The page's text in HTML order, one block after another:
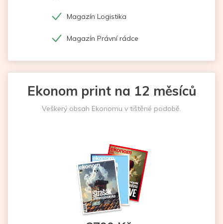
Magazín Logistika
Magazín Právní rádce
Ekonom print na 12 měsíců
Veškerý obsah Ekonomu v tištěné podobě.